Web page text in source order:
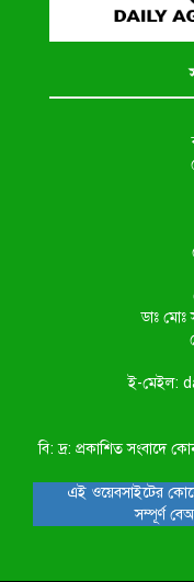
ডাঃ মোঃ
ই-মেইল:
বি: দ্র: প্রকাশিত সংবাদে
এই ওয়েবসাইটের
সম্পূর্ণ